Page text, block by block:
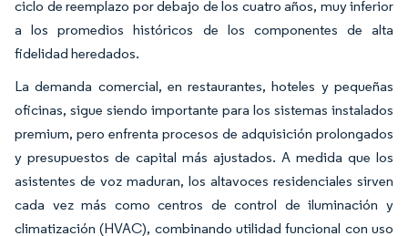
ciclo de reemplazo por debajo de los cuatro años, muy inferior
a los promedios históricos de los componentes de alta
fidelidad heredados.
La demanda comercial, en restaurantes, hoteles y pequeñas
oficinas, sigue siendo importante para los sistemas instalados
premium, pero enfrenta procesos de adquisición prolongados
y presupuestos de capital más ajustados. A medida que los
asistentes de voz maduran, los altavoces residenciales sirven
cada vez más como centros de control de iluminación y
climatización (HVAC), combinando utilidad funcional con uso